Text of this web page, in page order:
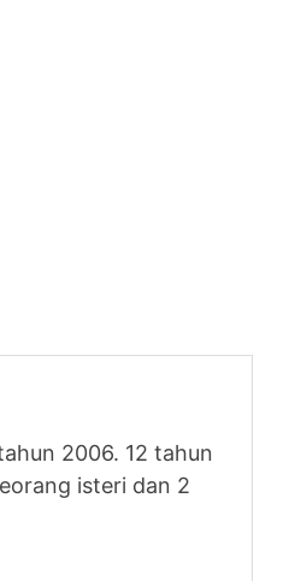
2006. 12 tahun
isteri dan 2